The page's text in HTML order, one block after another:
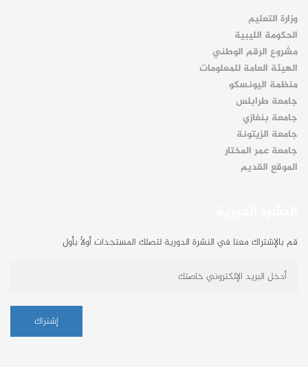
وزارة التعليم
الحكومة الليبية
مشروع الرقم الوطني
الهيئة العامة للمعلومات
منظمة اليونسكو
جامعة طرابلس
جامعة بنغازي
جامعة الزيتونة
جامعة عمر المختار
الموقع القديم
قم بالإشتراك معنا في النشرة الدورية لتصلك المستجدات أولاً بأول